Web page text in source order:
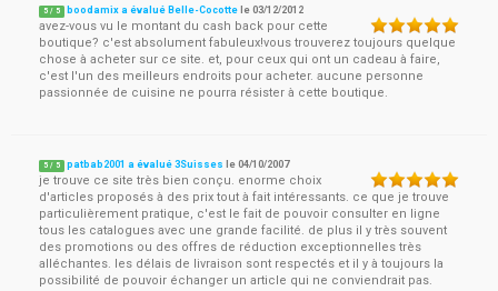
5 / 5 boodamix a évalué Belle-Cocotte le03/12/2012
avez-vous vu le montant du cash back pour cette
boutique? c'est absolument fabuleux!vous trouverez toujours quelque
chose à acheter sur ce site. et, pour ceux qui ont un cadeau à faire,
c'est l'un des meilleurs endroits pour acheter. aucune personne
passionnée de cuisine ne pourra résister à cette boutique.
5 / 5 patbab2001 a évalué 3Suisses le04/10/2007
je trouve ce site très bien conçu. enorme choix
d'articles proposés à des prix tout à fait intéressants. ce que je trouve
particulièrement pratique, c'est le fait de pouvoir consulter en ligne
tous les catalogues avec une grande facilité. de plus il y très souvent
des promotions ou des offres de réduction exceptionnelles très
alléchantes. les délais de livraison sont respectés et il y à toujours la
possibilité de pouvoir échanger un article qui ne conviendrait pas.